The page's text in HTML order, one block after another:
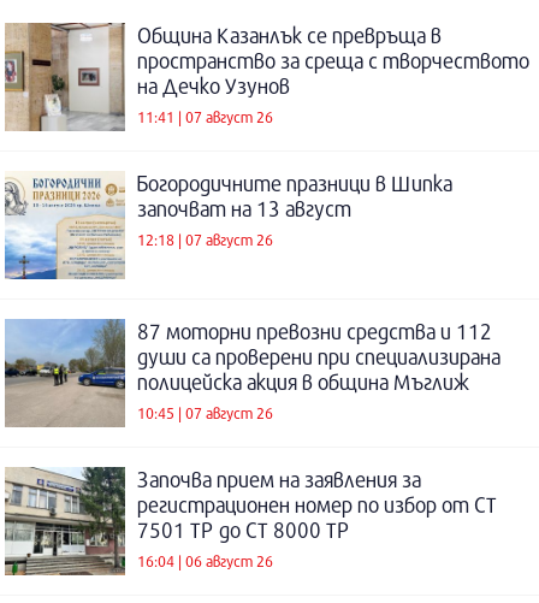
Община Казанлък се превръща в
пространство за среща с творчеството
на Дечко Узунов
11:41 | 07 август 26
Богородичните празници в Шипка
започват на 13 август
12:18 | 07 август 26
87 моторни превозни средства и 112
души са проверени при специализирана
полицейска акция в община Мъглиж
10:45 | 07 август 26
Започва прием на заявления за
регистрационен номер по избор от СТ
7501 ТР до СТ 8000 ТР
16:04 | 06 август 26